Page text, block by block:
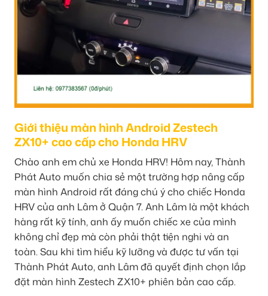
Giới thiệu màn hình Android Zestech
ZX10+ cao cấp cho Honda HRV
Chào anh em chủ xe Honda HRV! Hôm nay, Thành
Phát Auto muốn chia sẻ một trường hợp nâng cấp
màn hình Android rất đáng chú ý cho chiếc Honda
HRV của anh Lâm ở Quận 7. Anh Lâm là một khách
hàng rất kỹ tính, anh ấy muốn chiếc xe của mình
không chỉ đẹp mà còn phải thật tiện nghi và an
toàn. Sau khi tìm hiểu kỹ lưỡng và được tư vấn tại
Thành Phát Auto, anh Lâm đã quyết định chọn lắp
đặt màn hình Zestech ZX10+ phiên bản cao cấp.